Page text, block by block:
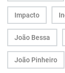
Impacto
João Bessa
João Pinheiro